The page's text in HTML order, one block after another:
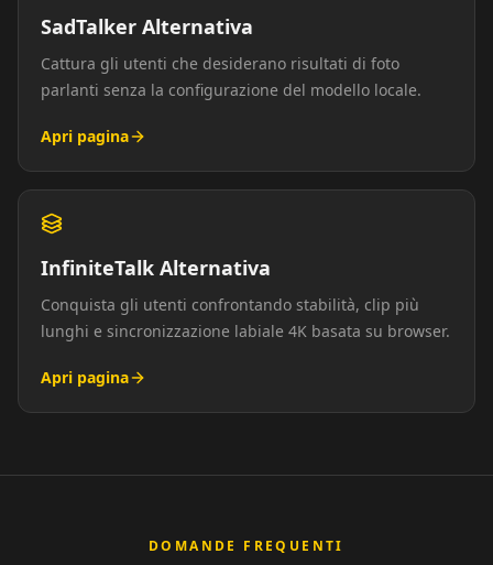
SadTalker Alternativa
Cattura gli utenti che desiderano risultati di foto
parlanti senza la configurazione del modello locale.
Apri pagina
InfiniteTalk Alternativa
Conquista gli utenti confrontando stabilità, clip più
lunghi e sincronizzazione labiale 4K basata su browser.
Apri pagina
DOMANDE FREQUENTI